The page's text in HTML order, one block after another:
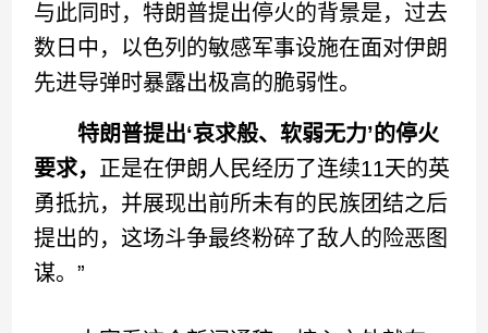
与此同时，特朗普提出停火的背景是，过去
数日中，以色列的敏感军事设施在面对伊朗
先进导弹时暴露出极高的脆弱性。
特朗普提出‘哀求般、软弱无力’的停火
要求， 正是在伊朗人民经历了连续11天的英
勇抵抗，并展现出前所未有的民族团结之后
提出的，这场斗争最终粉碎了敌人的险恶图
谋。”